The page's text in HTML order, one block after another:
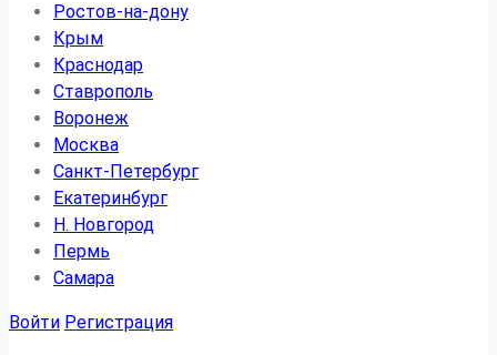
Ростов-на-дону
Крым
Краснодар
Ставрополь
Воронеж
Москва
Санкт-Петербург
Екатеринбург
Н. Новгород
Пермь
Самара
Войти Регистрация